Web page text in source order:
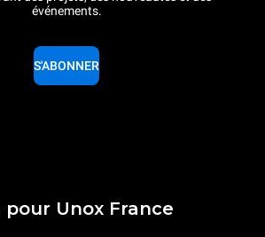
événements.
S'ABONNER
Unox France